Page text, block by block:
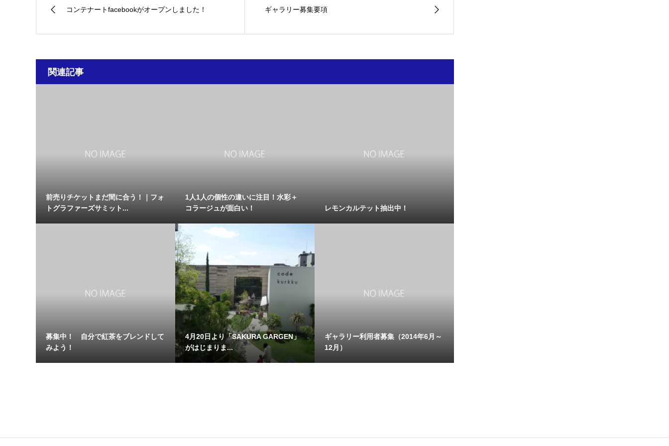
コンテナートfacebookがオープンしました！ ギャラリー募集要項
関連記事
前売りチケットまだ間に合う！｜フォ
トグラファーズサミット...
1人1人の個性の違いに注目！水彩＋
コラージュが面白い！
レモンカルテット抽出中！
募集中！ 自分で紅茶をブレンドして
みよう！
4月20日より「SAKURA GARGEN」
がはじまりま...
ギャラリー利用者募集（2014年6月～
12月）